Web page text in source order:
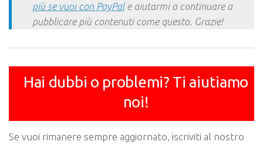
più se vuoi con PayPale aiutarmi a continuare a
pubblicare più contenuti come questo. Grazie!
Hai dubbi o problemi? Ti aiutiamo
noi!
Se vuoi rimanere sempre aggiornato, iscriviti al nostro